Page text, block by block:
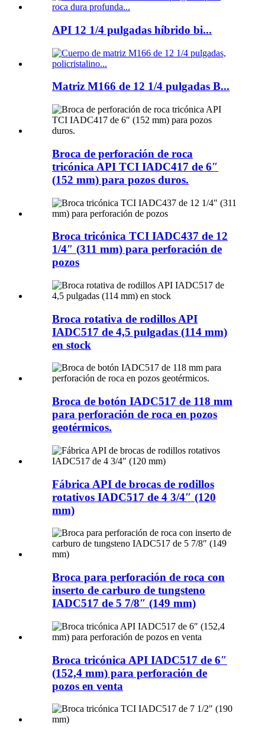
API 12 1/4 pulgadas híbrido bi...
Matriz M166 de 12 1/4 pulgadas B...
Broca de perforación de roca
tricónica API TCI IADC417 de 6″
(152 mm) para pozos duros.
Broca tricónica TCI IADC437 de 12
1/4″ (311 mm) para perforación de
pozos
Broca rotativa de rodillos API
IADC517 de 4,5 pulgadas (114 mm)
en stock
Broca de botón IADC517 de 118 mm
para perforación de roca en pozos
geotérmicos.
Fábrica API de brocas de rodillos
rotativos IADC517 de 4 3/4″ (120
mm)
Broca para perforación de roca con
inserto de carburo de tungsteno
IADC517 de 5 7/8″ (149 mm)
Broca tricónica API IADC517 de 6″
(152,4 mm) para perforación de
pozos en venta